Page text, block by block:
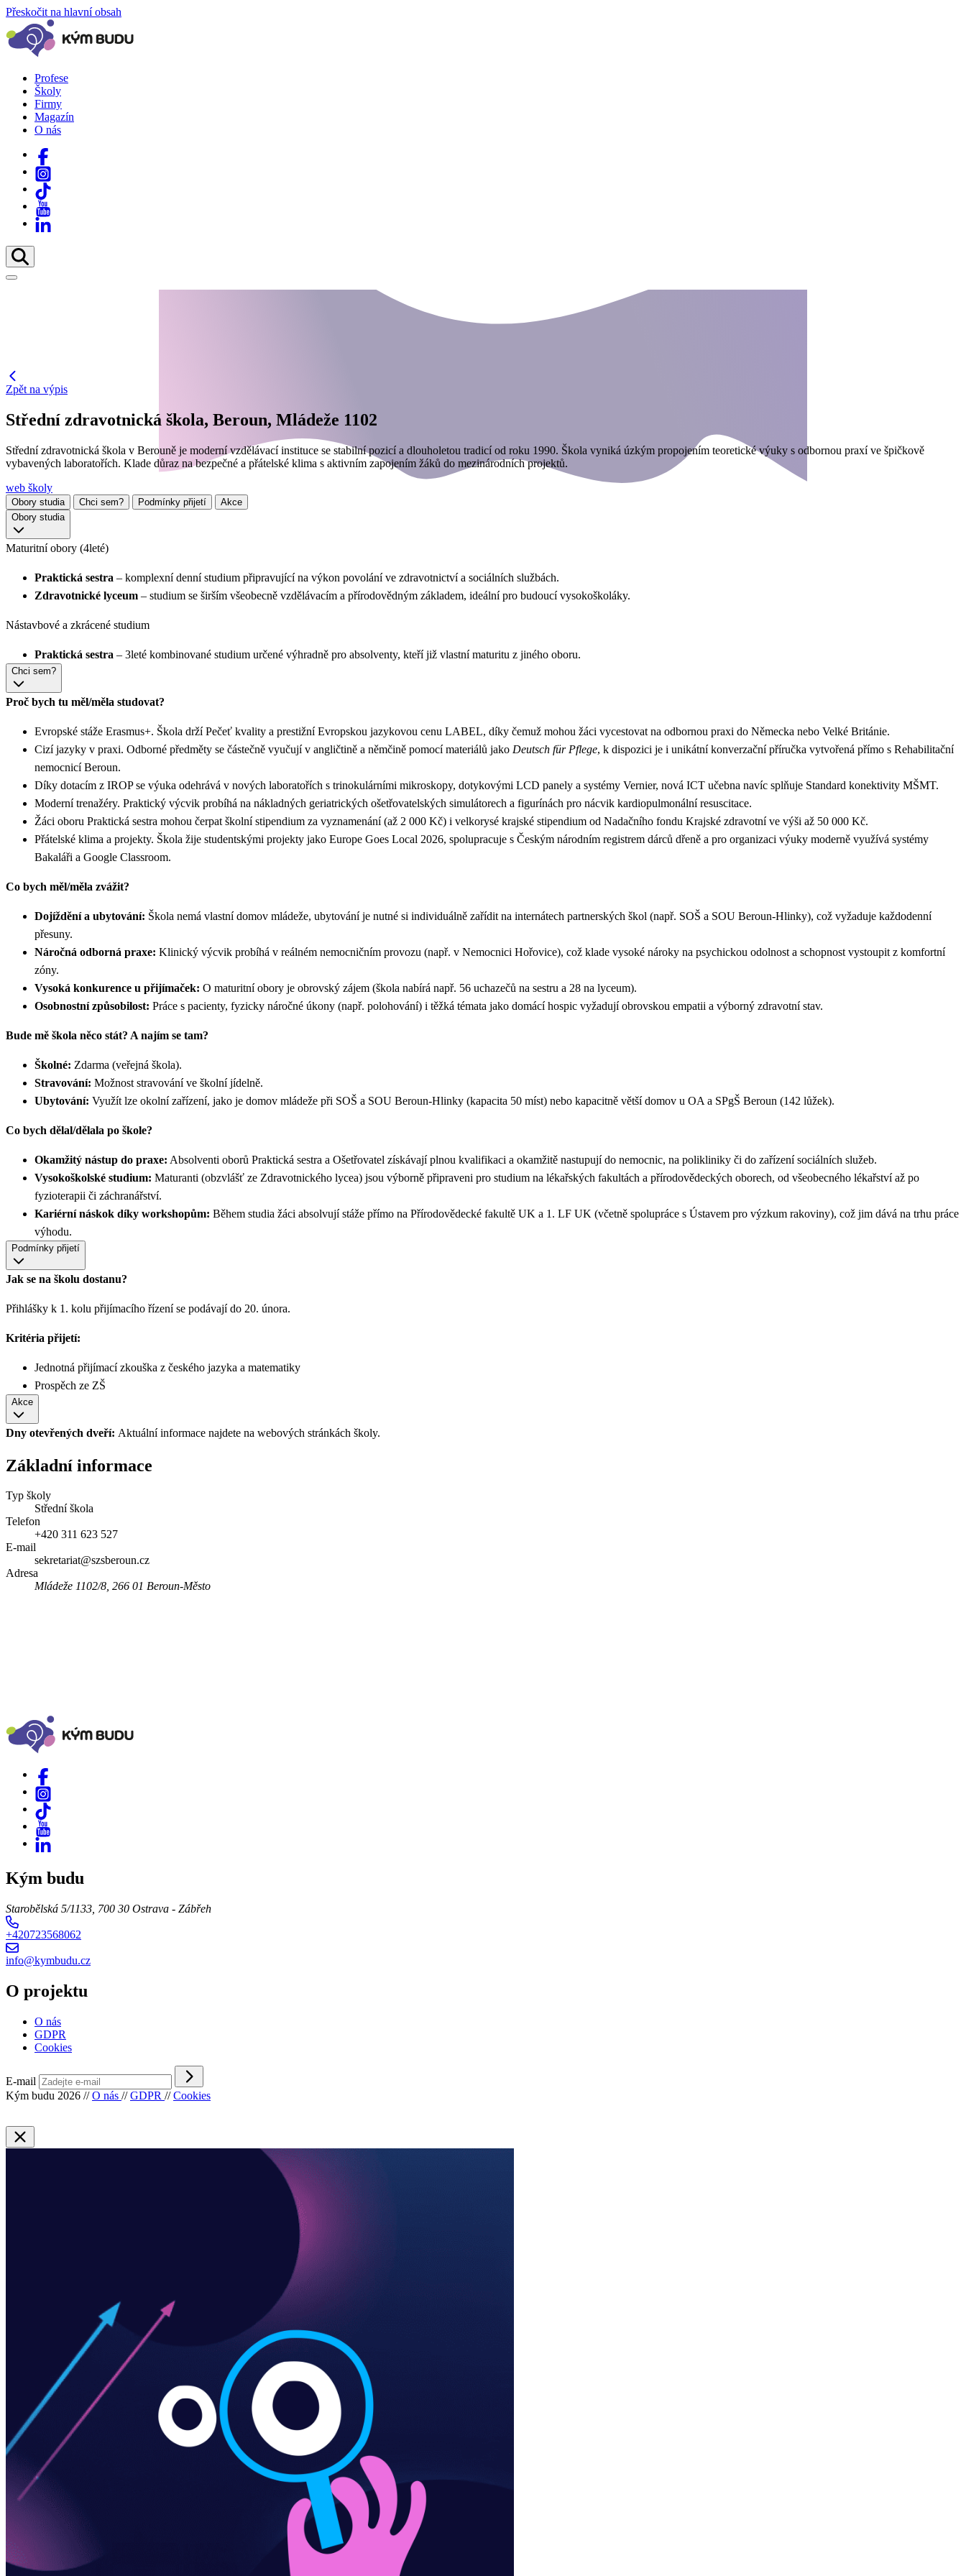
Přeskočit na hlavní obsah
Profese
Školy
Firmy
Magazín
O nás
Zpět na výpis
Střední zdravotnická škola, Beroun, Mládeže 1102
Střední zdravotnická škola v Berouně je moderní vzdělávací instituce se stabilní pozicí a dlouholetou tradicí od roku 1990. Škola vyniká úzkým propojením teoretické výuky s odbornou praxí ve špičkově
vybavených laboratořích. Klade důraz na bezpečné a přátelské klima s aktivním zapojením žáků do mezinárodních projektů.
web školy
Obory studia Chci sem? Podmínky přijetí
Akce
Obory studia
Maturitní obory (4leté)
Praktická sestra – komplexní denní studium připravující na výkon povolání ve zdravotnictví a sociálních službách.
Zdravotnické lyceum – studium se širším všeobecně vzdělávacím a přírodovědným základem, ideální pro budoucí vysokoškoláky.
Nástavbové a zkrácené studium
Praktická sestra – 3leté kombinované studium určené výhradně pro absolventy, kteří již vlastní maturitu z jiného oboru.
Chci sem?
Proč bych tu měl/měla studovat?
Evropské stáže Erasmus+. Škola drží Pečeť kvality a prestižní Evropskou jazykovou cenu LABEL, díky čemuž mohou žáci vycestovat na odbornou praxi do Německa nebo Velké Británie.
Cizí jazyky v praxi. Odborné předměty se částečně vyučují v angličtině a němčině pomocí materiálů jako Deutsch für Pflege, k dispozici je i unikátní konverzační příručka vytvořená přímo s Rehabilitační
nemocnicí Beroun.
Díky dotacím z IROP se výuka odehrává v nových laboratořích s trinokulárními mikroskopy, dotykovými LCD panely a systémy Vernier, nová ICT učebna navíc splňuje Standard konektivity MŠMT.
Moderní trenažéry. Praktický výcvik probíhá na nákladných geriatrických ošetřovatelských simulátorech a figurínách pro nácvik kardiopulmonální resuscitace.
Žáci oboru Praktická sestra mohou čerpat školní stipendium za vyznamenání (až 2 000 Kč) i velkorysé krajské stipendium od Nadačního fondu Krajské zdravotní ve výši až 50 000 Kč.
Přátelské klima a projekty. Škola žije studentskými projekty jako Europe Goes Local 2026, spolupracuje s Českým národním registrem dárců dřeně a pro organizaci výuky moderně využívá systémy
Bakaláři a Google Classroom.
Co bych měl/měla zvážit?
Dojíždění a ubytování: Škola nemá vlastní domov mládeže, ubytování je nutné si individuálně zařídit na internátech partnerských škol (např. SOŠ a SOU Beroun-Hlinky), což vyžaduje každodenní
přesuny.
Náročná odborná praxe: Klinický výcvik probíhá v reálném nemocničním provozu (např. v Nemocnici Hořovice), což klade vysoké nároky na psychickou odolnost a schopnost vystoupit z komfortní
zóny.
Vysoká konkurence u přijímaček: O maturitní obory je obrovský zájem (škola nabírá např. 56 uchazečů na sestru a 28 na lyceum).
Osobnostní způsobilost: Práce s pacienty, fyzicky náročné úkony (např. polohování) i těžká témata jako domácí hospic vyžadují obrovskou empatii a výborný zdravotní stav.
Bude mě škola něco stát? A najím se tam?
Školné: Zdarma (veřejná škola).
Stravování: Možnost stravování ve školní jídelně.
Ubytování: Využít lze okolní zařízení, jako je domov mládeže při SOŠ a SOU Beroun-Hlinky (kapacita 50 míst) nebo kapacitně větší domov u OA a SPgŠ Beroun (142 lůžek).
Co bych dělal/dělala po škole?
Okamžitý nástup do praxe: Absolventi oborů Praktická sestra a Ošetřovatel získávají plnou kvalifikaci a okamžitě nastupují do nemocnic, na polikliniky či do zařízení sociálních služeb.
Vysokoškolské studium: Maturanti (obzvlášť ze Zdravotnického lycea) jsou výborně připraveni pro studium na lékařských fakultách a přírodovědeckých oborech, od všeobecného lékařství až po
fyzioterapii či záchranářství.
Kariérní náskok díky workshopům: Během studia žáci absolvují stáže přímo na Přírodovědecké fakultě UK a 1. LF UK (včetně spolupráce s Ústavem pro výzkum rakoviny), což jim dává na trhu práce
výhodu.
Podmínky přijetí
Jak se na školu dostanu?
Přihlášky k 1. kolu přijímacího řízení se podávají do 20. února.
Kritéria přijetí:
Jednotná přijímací zkouška z českého jazyka a matematiky
Prospěch ze ZŠ
Akce
Dny otevřených dveří: Aktuální informace najdete na webových stránkách školy.
Základní informace
Typ školy
Střední škola
Telefon
+420 311 623 527
E-mail
sekretariat@szsberoun.cz
Adresa
Mládeže 1102/8, 266 01 Beroun-Město
Kým budu
Starobělská 5/1133, 700 30 Ostrava - Zábřeh
+420723568062
info@kymbudu.cz
O projektu
O nás
GDPR
Cookies
E-mail
Kým budu 2026 // O nás // GDPR // Cookies